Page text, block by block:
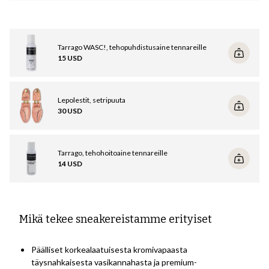
tennareille">kosteuttava hoitoaine
vedeneristyssuihkeella
- Jotain, mikä tekee suuren eron kokonaisvaikutelmassamme on
reunalla. href="/p/tarrago-sneakers-total-white">Tarrago Sneakers
Lisätietoja näistä yleisistä neuvoista tässä oppaassa
Lisätietoja puhdistuksesta ja hoidosta:
wasc-sneakers-super-puhtaampi">Tarrago WASC! Sneakers
Super Cleaner (käytä aina kenkävoidetta/hoitoainetta nahalle tai
vedeneristyssuihketta mokkanahkaan puhdistuksen jälkeen).
Tarrago WASC!, tehopuhdistusaine tennareille
15 USD
Lepolestit, setripuuta
30 USD
Tarrago, tehohoitoaine tennareille
14 USD
Mikä tekee sneakereistamme erityiset
Päälliset korkealaatuisesta kromivapaasta
täysnahkaisesta vasikannahasta ja premium-